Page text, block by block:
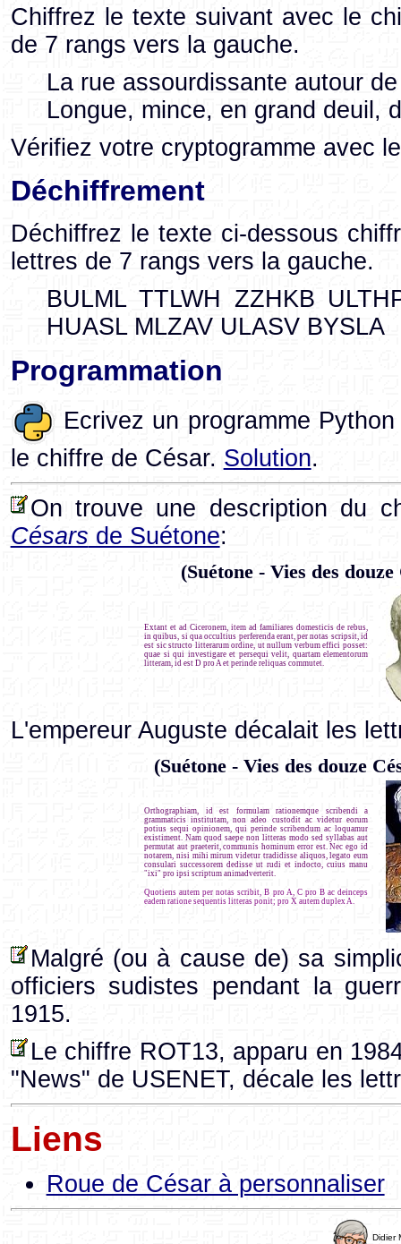
Chiffrez le texte suivant avec le
de 7 rangs vers la gauche.
La rue assourdissante autour
Longue, mince, en grand deuil,
Vérifiez votre cryptogramme avec
Déchiffrement
Déchiffrez le texte ci-dessous
lettres de 7 rangs vers la gauche.
BULML TTLWH ZZHKB
HUASL MLZAV ULASV BYSLA
Programmation
Ecrivez un programme
le chiffre de César. Solution.
On trouve une description du
Césars de Suétone:
(Suétone - Vies des
Extant et ad Ciceronem, item ad familiares domesticis de rebus,
in quibus, si qua occultius perferenda erant, per notas scripsit, id
est sic structo litterarum ordine, ut nullum verbum effici posset:
quae si qui investigare et persequi velit, quartam elementorum
litteram, id est D pro A et perinde reliquas commutet.
L'empereur Auguste décalait les
(Suétone - Vies des douze
Orthographiam, id est formulam rationemque scribendi a
grammaticis institutam, non adeo custodit ac videtur eorum
potius sequi opinionem, qui perinde scribendum ac loquamur
existiment. Nam quod saepe non litteras modo sed syllabas aut
permutat aut praeterit, communis hominum error est. Nec ego id
notarem, nisi mihi mirum videtur tradidisse aliquos, legato eum
consulari successorem dedisse ut rudi et indocto, cuius manu
"ixi" pro ipsi scriptum animadverterit.
Quotiens autem per notas scribit, B pro A, C pro B ac deinceps
eadem ratione sequentis litteras ponit; pro X autem duplex A.
Malgré (ou à cause de) sa
officiers sudistes pendant la
1915.
Le chiffre ROT13, apparu en
"News" de USENET, décale les
Liens
Roue de César à personnaliser
Didier